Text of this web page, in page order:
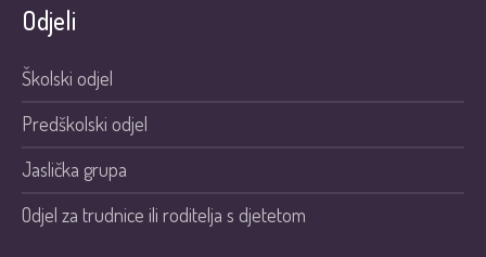
Odjeli
Školski odjel
Predškolski odjel
Jaslička grupa
Odjel za trudnice ili roditelja s djetetom